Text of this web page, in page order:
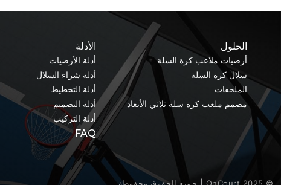
الحلول
أرضيات ملاعب كرة السلة
سلال كرة السلة
الملحقات
مصمم ملعب كرة سلة ثلاثي الأبعاد
الأدلة
أدلة الأرضيات
أدلة شراء السلال
أدلة التخطيط
أدلة التصميم
أدلة التركيب
FAQ
© OnCourt 2025 جميع الحقوق محفوظة